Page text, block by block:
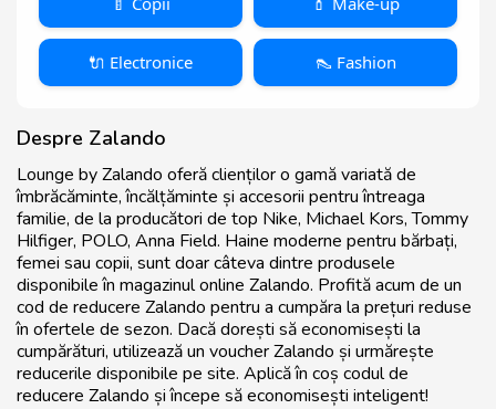
🔌 Electronice 👠 Fashion
Despre Zalando
Lounge by Zalando oferă clienților o gamă variată de
îmbrăcăminte, încălțăminte și accesorii pentru întreaga
familie, de la producători de top Nike, Michael Kors, Tommy
Hilfiger, POLO, Anna Field. Haine moderne pentru bărbați,
femei sau copii, sunt doar câteva dintre produsele
disponibile în magazinul online Zalando. Profită acum de un
cod de reducere Zalando pentru a cumpăra la prețuri reduse
în ofertele de sezon. Dacă dorești să economisești la
cumpărături, utilizează un voucher Zalando și urmărește
reducerile disponibile pe site. Aplică în coș codul de
reducere Zalando și începe să economisești inteligent!